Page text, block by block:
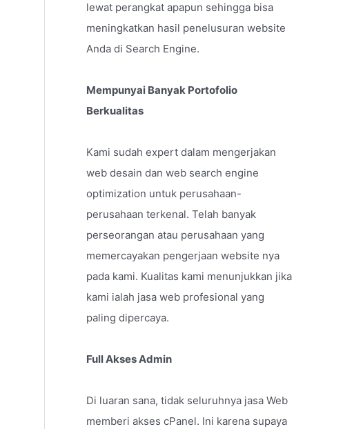
lewat perangkat apapun sehingga bisa
meningkatkan hasil penelusuran website
Anda di Search Engine.
Mempunyai Banyak Portofolio
Berkualitas
Kami sudah expert dalam mengerjakan
web desain dan web search engine
optimization untuk perusahaan-
perusahaan terkenal. Telah banyak
perseorangan atau perusahaan yang
memercayakan pengerjaan website nya
pada kami. Kualitas kami menunjukkan jika
kami ialah jasa web profesional yang
paling dipercaya.
Full Akses Admin
Di luaran sana, tidak seluruhnya jasa Web
memberi akses cPanel. Ini karena supaya